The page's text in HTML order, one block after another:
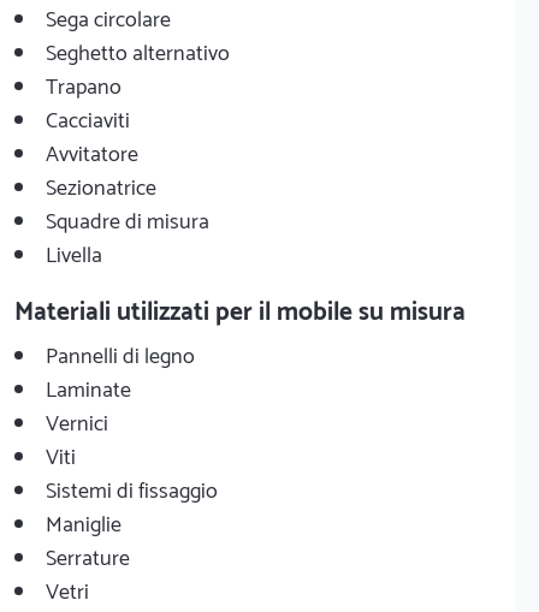
Sega circolare
Seghetto alternativo
Trapano
Cacciaviti
Avvitatore
Sezionatrice
Squadre di misura
Livella
Materiali utilizzati per il mobile su misura
Pannelli di legno
Laminate
Vernici
Viti
Sistemi di fissaggio
Maniglie
Serrature
Vetri